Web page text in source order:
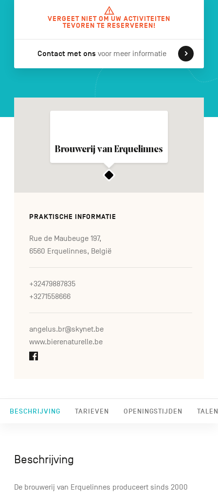
FR DE EN
secondaire
VERGEET NIET OM UW ACTIVITEITEN
TEVOREN TE RESERVEREN!
Contact met ons voor meer informatie
BESCHRIJVING TARIEVEN OPENINGSTIJDEN
Brouwerij van Erquelinnes
PRAKTISCHE INFORMATIE
Rue de Maubeuge 197,
6560 Erquelinnes, België
+32479887835
+3271558666
angelus.br@skynet.be
www.bierenaturelle.be
Beschrijving
De brouwerij van Erquelinnes produceert sinds 2000